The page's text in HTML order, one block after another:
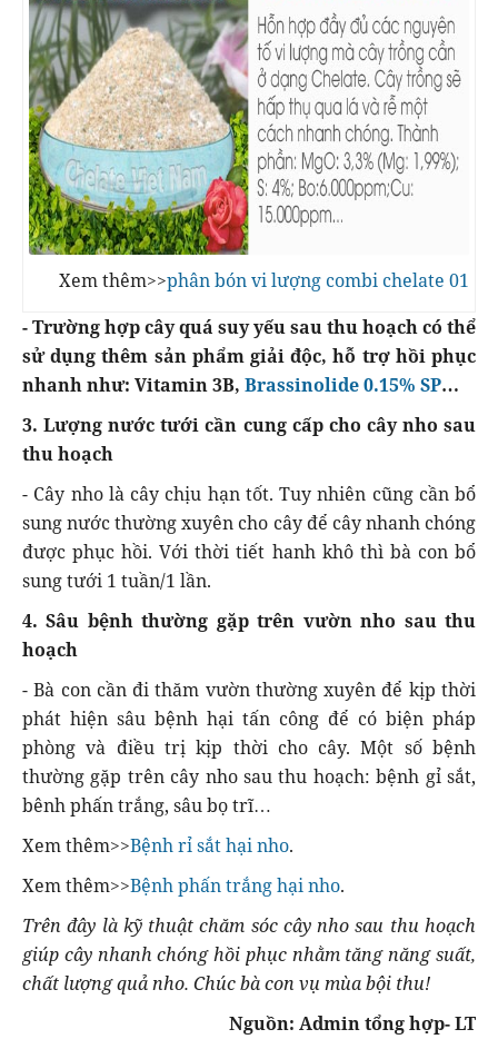
Xem thêm>>phân bón vi lượng combi chelate 01
- Trường hợp cây quá suy yếu sau thu hoạch có thể
sử dụng thêm sản phẩm giải độc, hỗ trợ hồi phục
nhanh như: Vitamin 3B, Brassinolide 0.15% SP…
3. Lượng nước tưới cần cung cấp cho cây nho sau
thu hoạch
- Cây nho là cây chịu hạn tốt. Tuy nhiên cũng cần bổ
sung nước thường xuyên cho cây để cây nhanh chóng
được phục hồi. Với thời tiết hanh khô thì bà con bổ
sung tưới 1 tuần/1 lần.
4. Sâu bệnh thường gặp trên vườn nho sau thu
hoạch
- Bà con cần đi thăm vườn thường xuyên để kịp thời
phát hiện sâu bệnh hại tấn công để có biện pháp
phòng và điều trị kịp thời cho cây. Một số bệnh
thường gặp trên cây nho sau thu hoạch: bệnh gỉ sắt,
bênh phấn trắng, sâu bọ trĩ…
Xem thêm>>Bệnh rỉ sắt hại nho.
Xem thêm>>Bệnh phấn trắng hại nho.
Trên đây là kỹ thuật chăm sóc cây nho sau thu hoạch
giúp cây nhanh chóng hồi phục nhằm tăng năng suất,
chất lượng quả nho. Chúc bà con vụ mùa bội thu!
Nguồn: Admin tổng hợp- LT